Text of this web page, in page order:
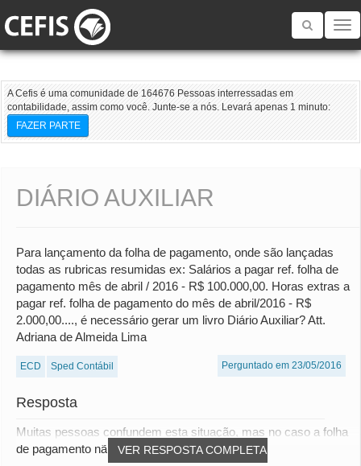
Toggle
A Cefis é uma comunidade de 164676 Pessoas interressadas em
contabilidade, assim como você. Junte-se a nós. Levará apenas 1 minuto:
FAZER PARTE
DIÁRIO AUXILIAR
Para lançamento da folha de pagamento, onde são lançadas
todas as rubricas resumidas ex: Salários a pagar ref. folha de
pagamento mês de abril / 2016 - R$ 100.000,00. Horas extras a
pagar ref. folha de pagamento do mês de abril/2016 - R$
2.000,00...., é necessário gerar um livro Diário Auxiliar? Att.
Adriana de Almeida Lima
ECD Sped Contábil Perguntado em 23/05/2016
Resposta
VER RESPOSTA COMPLETA
Muitas pessoas confundem esta situação, mas no caso a folha
de pagamento não é considerada por empre...